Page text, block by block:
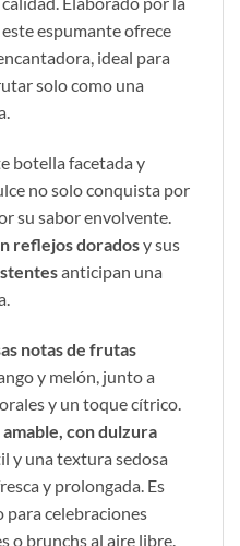
espumante ofrece
ideal para
solo como una
botella facetada y
no solo conquista por
su sabor envolvente.
reflejos doradosy sus
anticipan una
notas de frutas
y melón, junto a
y un toque cítrico.
amable, con dulzura
y una textura sedosa
y prolongada. Es
celebraciones
o brunchs al aire libre.